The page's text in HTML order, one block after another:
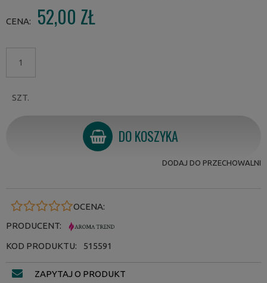
CENA: 52,00 ZŁ
SZT.
DO KOSZYKA
DODAJ DO PRZECHOWALNI
OCENA:
PRODUCENT:
KOD PRODUKTU:
515591
ZAPYTAJ O PRODUKT